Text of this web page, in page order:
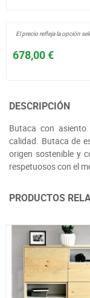
678,00 €
El precio refleja la opción
DESCRIPCIÓN
Butaca con
calidad. Butaca de
origen sostenible y
respetuosos con el
PRODUCTOS